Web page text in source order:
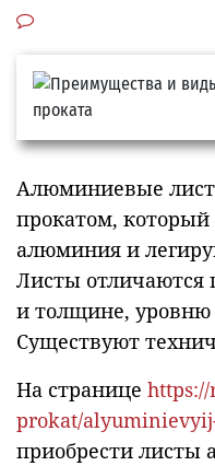
Алюминиевые
прокатом, который
алюминия и
Листы отличаются
и толщине, уровню
Существуют
На странице
prokat/
приобрести